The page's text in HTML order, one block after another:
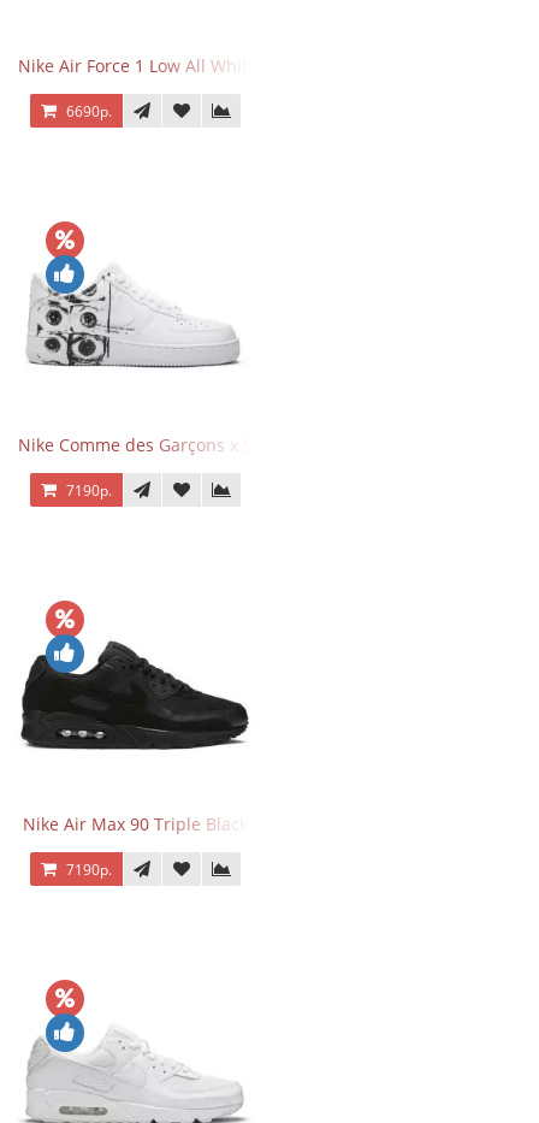
Nike Air Force 1 Low All White
6690р.
Nike Comme des Garçons x Supreme x Air Force 1 Low Eyes
7190р.
Nike Air Max 90 Triple Black
7190р.